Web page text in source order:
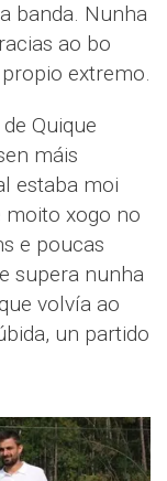
banda. Nunha
ao bo
extremo.
Quique
máis
estaba moi
moito xogo no
e poucas
supera nunha
volvía ao
un partido